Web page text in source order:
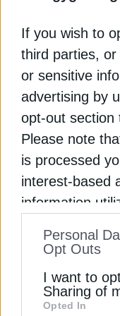
If you wish to
third parties, or
or sensitive
advertising by
opt-out section
Please note
is processed
interest-based
information
to your opt-
information by
of downstream
Personal
Opt Outs
I want to
Sharing of
Opted In
Ψηφιακής
πιστοποιημένους
είναι καλύτερα
των δημόσιων
2. Ακαδημία
Η επιμόρφωση
όλη τη διάρκεια
κάθε δημοσίου
αποτελέσματα
Υπουργείων και
Διοίκησης.